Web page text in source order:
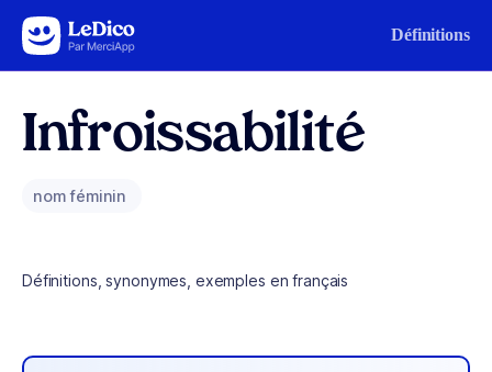
Aller au contenu Définitions
Infroissabilité
nom féminin
Définitions, synonymes, exemples en français